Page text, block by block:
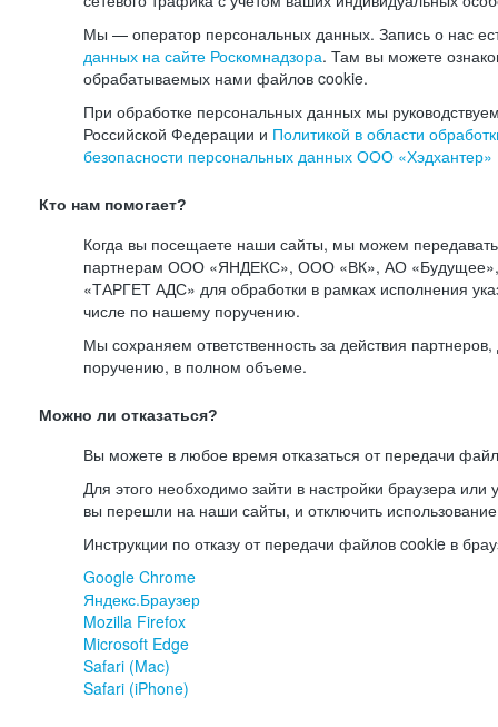
Мы — оператор персональных данных. Запись о нас
данных на сайте Роскомнадзора. Там вы можете
обрабатываемых нами файлов cookie.
При обработке персональных данных мы
Российской Федерации и Политикой в области
безопасности персональных данных ООО «Хэдхантер»
Кто нам помогает?
Когда вы посещаете наши сайты, мы можем
партнерам ООО «ЯНДЕКС», ООО «ВК», АО
«ТАРГЕТ АДС» для обработки в рамках исполнения
числе по нашему поручению.
Мы сохраняем ответственность за действия
поручению, в полном объеме.
Можно ли отказаться?
Вы можете в любое время отказаться от передачи
Для этого необходимо зайти в настройки браузера или
вы перешли на наши сайты, и отключить
Инструкции по отказу от передачи файлов cookie в
Google Chrome
Яндекс.Браузер
Mozilla Firefox
Microsoft Edge
Safari (Mac)
Safari (iPhone)